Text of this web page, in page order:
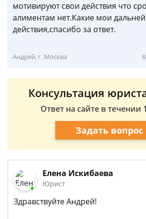
мотивируют свои действия что
алиментам нет.Какие мои
действия,спасибо за ответ.
Андрей, г. Москва
Консультация
Ответ на сайте в течении
Задать вопрос
Елена Искибаева
Юрист
Здравствуйте Андрей!